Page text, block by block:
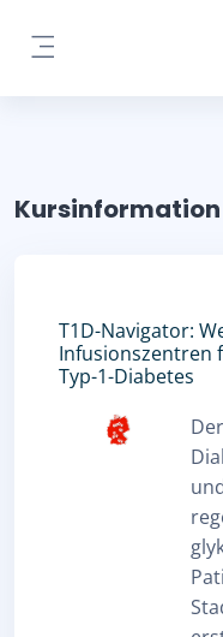
Kursinformation
T1D-Navigator:
Infusionszentren
Typ-1-Diabetes